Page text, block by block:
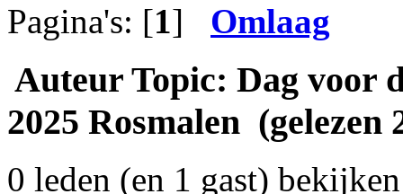
Pagina's: [1] Omlaag
Auteur Topic: Dag voor
2025 Rosmalen (gelezen
0 leden (en 1 gast)